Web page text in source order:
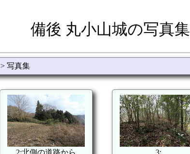
備後 丸小山城の写真集
> 写真集
2:北側の道路から 3: